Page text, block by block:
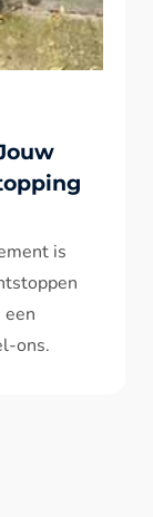
komt
wc , wc
nodig ?